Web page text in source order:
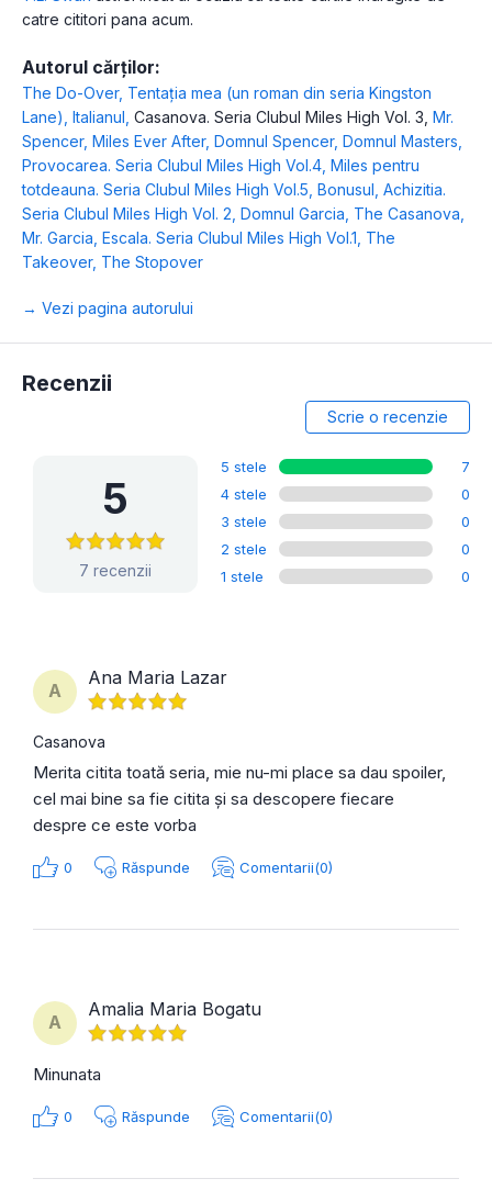
catre cititori pana acum.
Autorul cărților:
The Do-Over, Tentația mea (un roman din seria Kingston
Lane) Italianul Casanova. Seria Clubul Miles High Vol. 3 Mr.
Spencer, Miles Ever After, Domnul Spencer, Domnul Masters
Provocarea. Seria Clubul Miles High Vol.4 Miles pentru
totdeauna. Seria Clubul Miles High Vol.5 Bonusul Achizitia.
Seria Clubul Miles High Vol. 2 Domnul Garcia The Casanova
Mr. Garcia Escala. Seria Clubul Miles High Vol.1 The
Takeover, The Stopover
→ Vezi pagina autorului
Recenzii
Scrie o recenzie
5
7 recenzii
5 stele
7
4 stele
0
3 stele
0
2 stele
0
1 stele
0
A
Ana Maria Lazar
Casanova
Merita citita toată seria, mie nu-mi place sa dau spoiler,
cel mai bine sa fie citita și sa descopere fiecare
despre ce este vorba
0 Răspunde Comentarii(0)
A
Amalia Maria Bogatu
Minunata
0 Răspunde Comentarii(0)